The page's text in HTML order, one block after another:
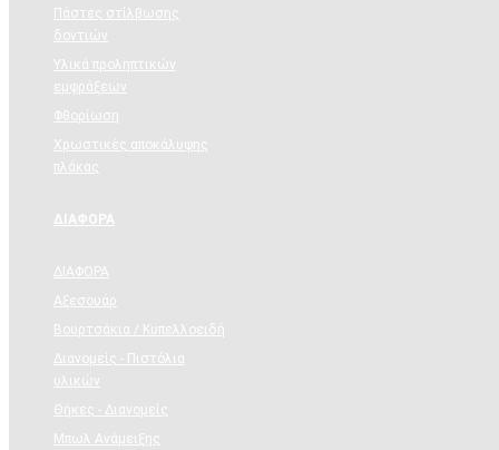
Πάστες στίλβωσης
δοντιών
Υλικά προληπτικών
εμφράξεων
Φθορίωση
Χρωστικές αποκάλυψης
πλάκας
ΔΙΑΦΟΡΑ
ΔΙΑΦΟΡΑ
Αξεσουάρ
Βουρτσάκια / Κυπελλοειδή
Διανομείς - Πιστόλια
υλικών
Θήκες - Διανομείς
Μπωλ Ανάμειξης